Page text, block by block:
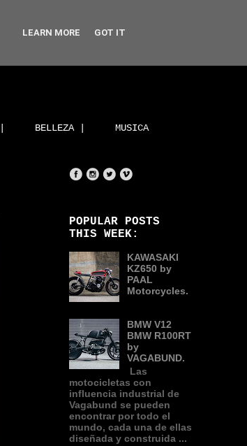
BELLEZA | MUSICA
POPULAR POSTS
THIS WEEK:
KAWASAKI
KZ650 by
PAAL
Motorcycles.
BMW V12
BMW R100RT
by
VAGABUND.
Las
motocicletas con
influencia industrial de
Vagabund se pueden
encontrar por todo el
mundo, cada una de ellas
diseñada y construida ...
LEARN MORE GOT IT